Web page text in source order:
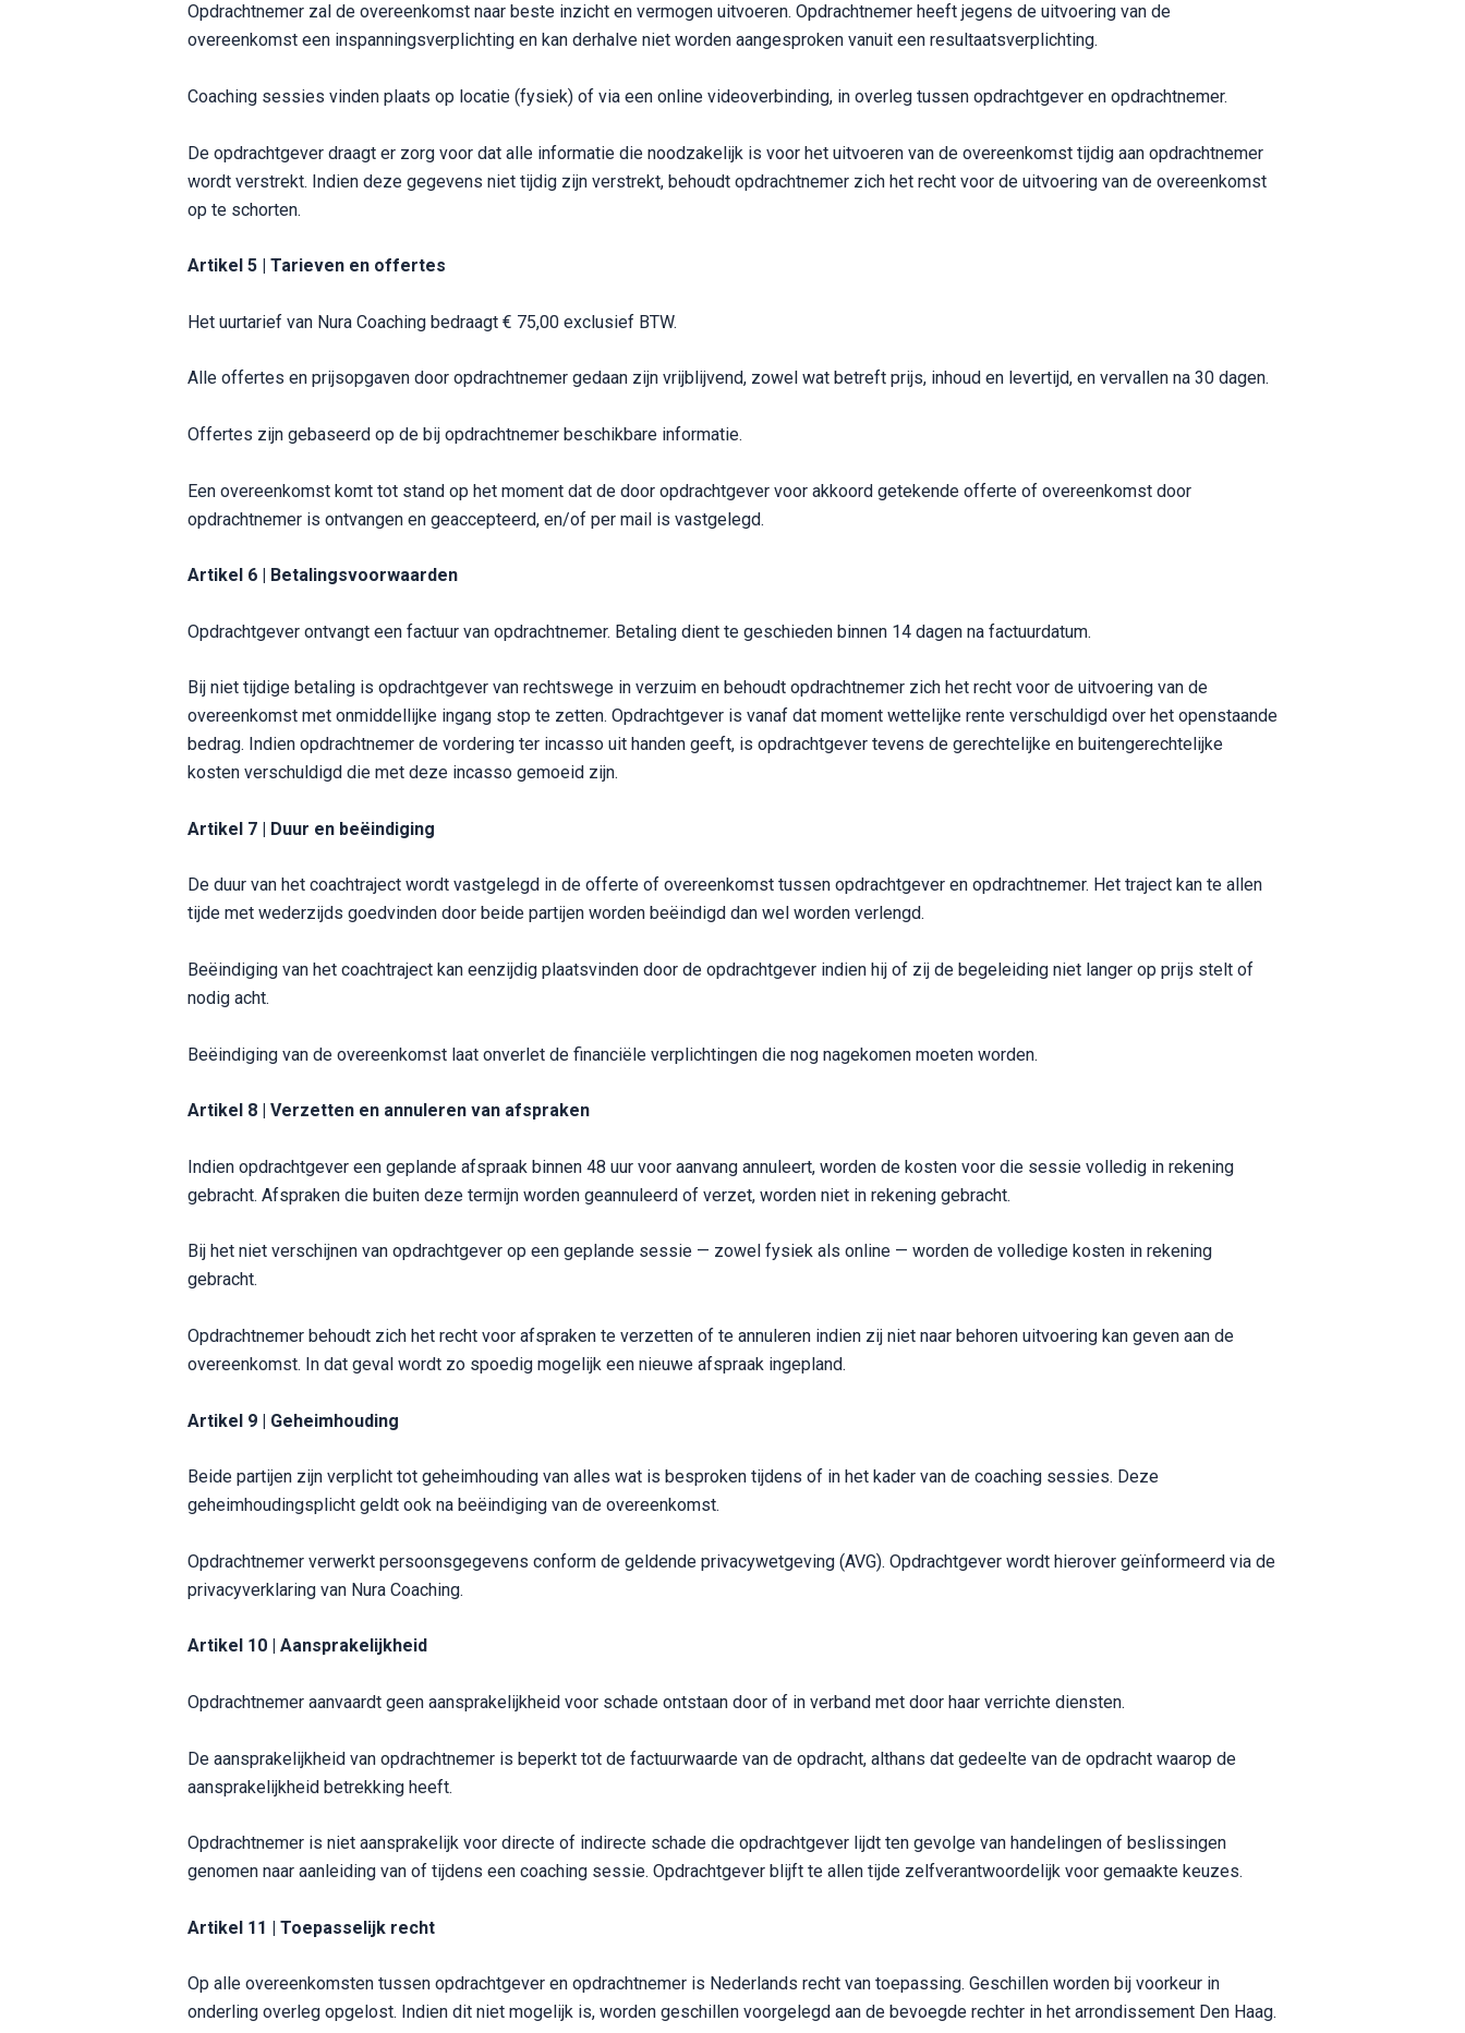
Opdrachtnemer zal de overeenkomst naar beste inzicht en vermogen uitvoeren. Opdrachtnemer heeft jegens de uitvoering van de
overeenkomst een inspanningsverplichting en kan derhalve niet worden aangesproken vanuit een resultaatsverplichting.
Coaching sessies vinden plaats op locatie (fysiek) of via een online videoverbinding, in overleg tussen opdrachtgever en opdrachtnemer.
De opdrachtgever draagt er zorg voor dat alle informatie die noodzakelijk is voor het uitvoeren van de overeenkomst tijdig aan opdrachtnemer
wordt verstrekt. Indien deze gegevens niet tijdig zijn verstrekt, behoudt opdrachtnemer zich het recht voor de uitvoering van de overeenkomst
op te schorten.
Artikel 5 | Tarieven en offertes
Het uurtarief van Nura Coaching bedraagt € 75,00 exclusief BTW.
Alle offertes en prijsopgaven door opdrachtnemer gedaan zijn vrijblijvend, zowel wat betreft prijs, inhoud en levertijd, en vervallen na 30 dagen.
Offertes zijn gebaseerd op de bij opdrachtnemer beschikbare informatie.
Een overeenkomst komt tot stand op het moment dat de door opdrachtgever voor akkoord getekende offerte of overeenkomst door
opdrachtnemer is ontvangen en geaccepteerd, en/of per mail is vastgelegd.
Artikel 6 | Betalingsvoorwaarden
Opdrachtgever ontvangt een factuur van opdrachtnemer. Betaling dient te geschieden binnen 14 dagen na factuurdatum.
Bij niet tijdige betaling is opdrachtgever van rechtswege in verzuim en behoudt opdrachtnemer zich het recht voor de uitvoering van de
overeenkomst met onmiddellijke ingang stop te zetten. Opdrachtgever is vanaf dat moment wettelijke rente verschuldigd over het openstaande
bedrag. Indien opdrachtnemer de vordering ter incasso uit handen geeft, is opdrachtgever tevens de gerechtelijke en buitengerechtelijke
kosten verschuldigd die met deze incasso gemoeid zijn.
Artikel 7 | Duur en beëindiging
De duur van het coachtraject wordt vastgelegd in de offerte of overeenkomst tussen opdrachtgever en opdrachtnemer. Het traject kan te allen
tijde met wederzijds goedvinden door beide partijen worden beëindigd dan wel worden verlengd.
Beëindiging van het coachtraject kan eenzijdig plaatsvinden door de opdrachtgever indien hij of zij de begeleiding niet langer op prijs stelt of
nodig acht.
Beëindiging van de overeenkomst laat onverlet de financiële verplichtingen die nog nagekomen moeten worden.
Artikel 8 | Verzetten en annuleren van afspraken
Indien opdrachtgever een geplande afspraak binnen 48 uur voor aanvang annuleert, worden de kosten voor die sessie volledig in rekening
gebracht. Afspraken die buiten deze termijn worden geannuleerd of verzet, worden niet in rekening gebracht.
Bij het niet verschijnen van opdrachtgever op een geplande sessie — zowel fysiek als online — worden de volledige kosten in rekening
gebracht.
Opdrachtnemer behoudt zich het recht voor afspraken te verzetten of te annuleren indien zij niet naar behoren uitvoering kan geven aan de
overeenkomst. In dat geval wordt zo spoedig mogelijk een nieuwe afspraak ingepland.
Artikel 9 | Geheimhouding
Beide partijen zijn verplicht tot geheimhouding van alles wat is besproken tijdens of in het kader van de coaching sessies. Deze
geheimhoudingsplicht geldt ook na beëindiging van de overeenkomst.
Opdrachtnemer verwerkt persoonsgegevens conform de geldende privacywetgeving (AVG). Opdrachtgever wordt hierover geïnformeerd via de
privacyverklaring van Nura Coaching.
Artikel 10 | Aansprakelijkheid
Opdrachtnemer aanvaardt geen aansprakelijkheid voor schade ontstaan door of in verband met door haar verrichte diensten.
De aansprakelijkheid van opdrachtnemer is beperkt tot de factuurwaarde van de opdracht, althans dat gedeelte van de opdracht waarop de
aansprakelijkheid betrekking heeft.
Opdrachtnemer is niet aansprakelijk voor directe of indirecte schade die opdrachtgever lijdt ten gevolge van handelingen of beslissingen
genomen naar aanleiding van of tijdens een coaching sessie. Opdrachtgever blijft te allen tijde zelfverantwoordelijk voor gemaakte keuzes.
Artikel 11 | Toepasselijk recht
Op alle overeenkomsten tussen opdrachtgever en opdrachtnemer is Nederlands recht van toepassing. Geschillen worden bij voorkeur in
onderling overleg opgelost. Indien dit niet mogelijk is, worden geschillen voorgelegd aan de bevoegde rechter in het arrondissement Den Haag.